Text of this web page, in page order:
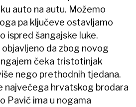
auto na autu. Možemo
pa ključeve ostavljamo
ispred šangajske luke.
da zbog novog
čeka tristotinjak
nego prethodnih tjedana.
najvećega hrvatskog brodara
Pavić ima u nogama